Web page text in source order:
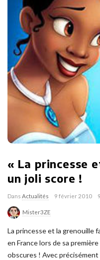
« La princesse
un joli score !
Dans Actualités 9 février 2010
Mister3ZE
La princesse et la grenouille
en France lors de sa
obscures ! Avec